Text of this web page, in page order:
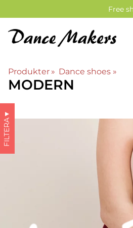
Free
Produkter ‪» Dance shoes ‪»
MODERN
FILTERA
▼